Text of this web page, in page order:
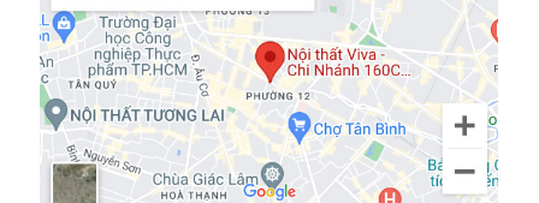
được sáng và rõ chứng tỏ đây là sản phẩm gỗ mới. Đối với
tiếng vang bổng hơn thì đó là gỗ lâu năm.
5. Lưu ý cần nắm để chọn
mua tủ gỗ để hồ sơ phù